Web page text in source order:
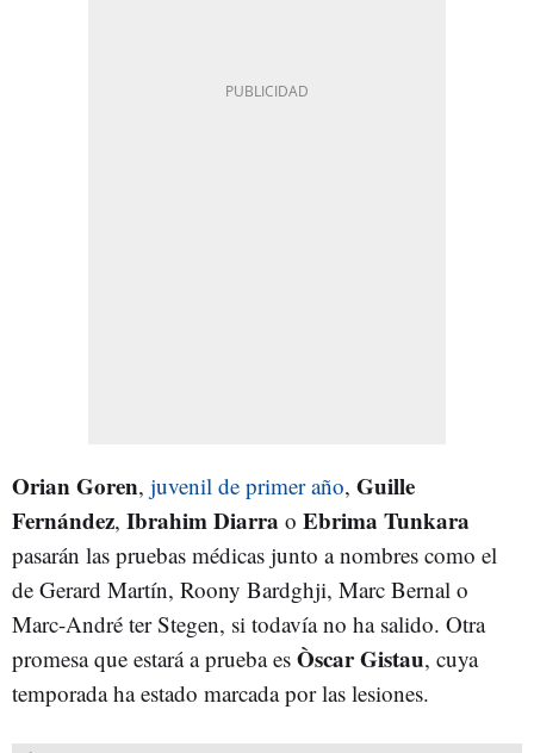
Orian Goren, juvenil de primer año, Guille
Fernández, Ibrahim Diarra o Ebrima Tunkara
pasarán las pruebas médicas junto a nombres como el
de Gerard Martín, Roony Bardghji, Marc Bernal o
Marc-André ter Stegen, si todavía no ha salido. Otra
promesa que estará a prueba es Òscar Gistau, cuya
temporada ha estado marcada por las lesiones.